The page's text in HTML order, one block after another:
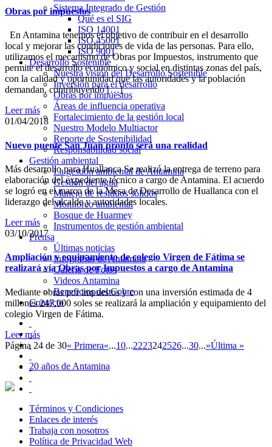
Sistema Integrado de Gestión
Qué es el SIG
ISO 14001
ISO 45001
ISO 9001
Desarrollo Sostenible
Nuestra visión del Desarrollo Sostenible
Inversión para el desarrollo
Obras por impuestos
Áreas de influencia operativa
Fortalecimiento de la gestión local
Nuestro Modelo Multiactor
Reporte de Sostenibilidad
Responsabilidad social
Gestión ambiental
La gestión ambiental de Antamina
Gestión del agua
Manejo de residuos sólidos
Monitoreo ambiental
Bosque de Huarmey
Instrumentos de gestión ambiental
Prensa
Últimas noticias
Infografías de Antamina
Galería de Fotos
Videos Antamina
Beneficios del Cobre
Contacto
Obras por impuestos
En Antamina tenemos el objetivo de contribuir en el desarrollo
local y mejorar las condiciones de vida de las personas. Para ello,
utilizamos el mecanismo de Obras por Impuestos, instrumento que
permite el desarrollo económico y social en distintas zonas del país,
con la calidad y oportunidad que las autoridades y la población
demandan, contribuyendo […]
Leer más
01/04/2018
Nuevo puente San Juan pronto será una realidad
Más desarrollo para Huallanca Se realizó la entrega de terreno para
elaboración del expediente técnico a cargo de Antamina. El acuerdo
se logró en el marco de la Mesa de Desarrollo de Huallanca con el
liderazgo del alcalde y autoridades locales.
Leer más
03/10/2017
Ampliación y equipamiento de colegio Virgen de Fátima se
realizará vía Obras por Impuestos a cargo de Antamina
Mediante obras por impuestos y con una inversión estimada de 4
millones 247,000 soles se realizará la ampliación y equipamiento del
colegio Virgen de Fátima.
Leer más
Página 24 de 30« Primera«...10...2223242526...30...»Última »
20 años de Antamina
Términos y Condiciones
Enlaces de interés
Trabaja con nosotros
Política de Privacidad Web